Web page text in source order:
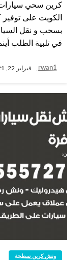
كرين سحي
الكويت على
بسحب و نقل
في تلبية الطلب
rwan1 فبراير 22, 2021
ونش كرين سطحة